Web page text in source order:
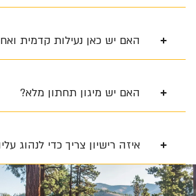
האם יש כאן נעילות קדמית
האם יש מיגון תחתון מלא?
איזה רישיון צריך כדי לנהוג